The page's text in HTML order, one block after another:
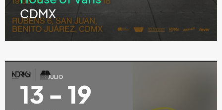
CDMX
JULIO
13 - 19